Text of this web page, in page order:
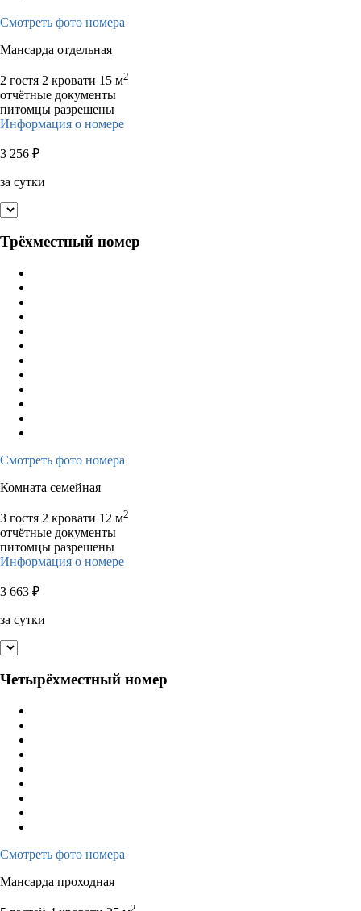
Смотреть фото номера
Мансарда отдельная
2 гостя 2 кровати 15 м2
отчётные документы
питомцы разрешены
Информация о номере
3 256 ₽
за сутки
Трёхместный номер
Смотреть фото номера
Комната семейная
3 гостя 2 кровати 12 м2
отчётные документы
питомцы разрешены
Информация о номере
3 663 ₽
за сутки
Четырёхместный номер
Смотреть фото номера
Мансарда проходная
2